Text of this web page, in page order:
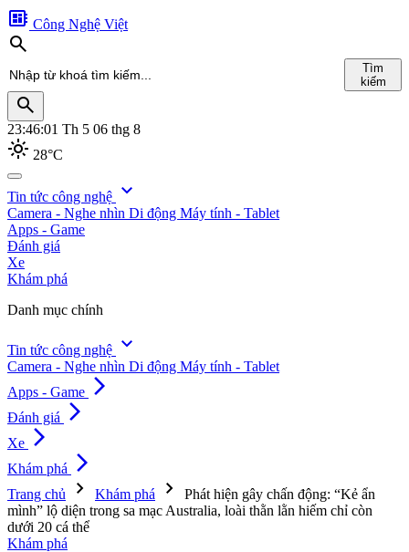
developer_board Công Nghệ Việt
search
Tìm
kiếm
search
23:46:03 Th 5 06 thg 8
light_mode 28°C
search
Tin tức công nghệ expand_more
Camera - Nghe nhìn Di động Máy tính - Tablet
Apps - Game
Đánh giá
Xe
Khám phá
Danh mục chính
Tin tức công nghệ expand_more
Camera - Nghe nhìn Di động Máy tính - Tablet
Apps - Game arrow_forward_ios
Đánh giá arrow_forward_ios
Xe arrow_forward_ios
Khám phá arrow_forward_ios
Trang chủ chevron_right Khám phá chevron_right
Phát hiện gây chấn động: “Kẻ ẩn
mình” lộ diện trong sa mạc Australia, loài thằn lằn hiếm chỉ còn
dưới 20 cá thể
Khám phá